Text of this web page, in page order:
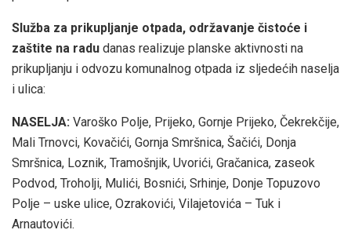
Služba za prikupljanje otpada, održavanje čistoće i
zaštite na radu danas realizuje planske aktivnosti na
prikupljanju i odvozu komunalnog otpada iz sljedećih naselja
i ulica:
NASELJA: Varoško Polje, Prijeko, Gornje Prijeko, Čekrekčije,
Mali Trnovci, Kovačići, Gornja Smršnica, Šačići, Donja
Smršnica, Loznik, Tramošnjik, Uvorići, Gračanica, zaseok
Podvod, Troholji, Mulići, Bosnići, Srhinje, Donje Topuzovo
Polje – uske ulice, Ozrakovići, Vilajetovića – Tuk i
Arnautovići.